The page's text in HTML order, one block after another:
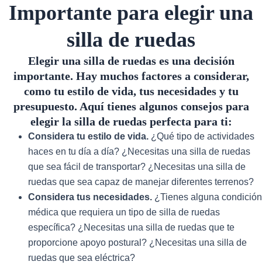
Importante para elegir una
silla de ruedas
Elegir una silla de ruedas es una decisión
importante. Hay muchos factores a considerar,
como tu estilo de vida, tus necesidades y tu
presupuesto. Aquí tienes algunos consejos para
elegir la silla de ruedas perfecta para ti:
Considera tu estilo de vida. ¿Qué tipo de actividades
haces en tu día a día? ¿Necesitas una silla de ruedas
que sea fácil de transportar? ¿Necesitas una silla de
ruedas que sea capaz de manejar diferentes terrenos?
Considera tus necesidades. ¿Tienes alguna condición
médica que requiera un tipo de silla de ruedas
específica? ¿Necesitas una silla de ruedas que te
proporcione apoyo postural? ¿Necesitas una silla de
ruedas que sea eléctrica?